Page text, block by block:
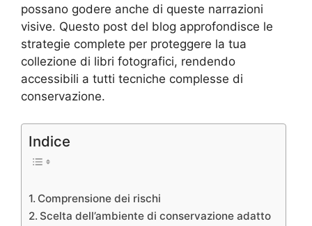
possano godere anche di queste narrazioni
visive. Questo post del blog approfondisce le
strategie complete per proteggere la tua
collezione di libri fotografici, rendendo
accessibili a tutti tecniche complesse di
conservazione.
Indice
Comprensione dei rischi
Scelta dell’ambiente di conservazione adatto